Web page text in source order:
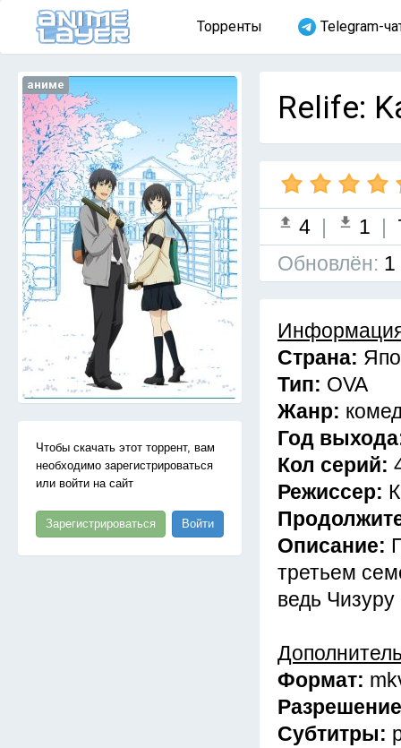
Торренты Telegram-
аниме
Чтобы скачать этот торрент, вам
необходимо зарегистрироваться
или войти на сайт
Зарегистрироваться Войти
Relife:
4 | 1 |
Обновлён: 1
Страна:
Тип: OVA
Жанр:
Год
Кол серий:
Режиссер:
Описание:
третьем
ведь
Формат:
Субтитры: